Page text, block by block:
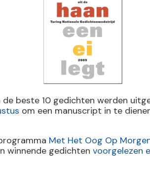
de beste 10 gedichten werden
om een manuscript in te
Met Het Oog Op
winnende gedichten voorgelezen